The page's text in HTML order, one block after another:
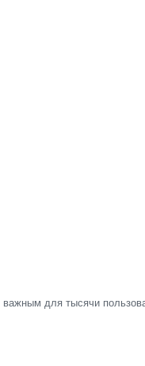
для тысячи